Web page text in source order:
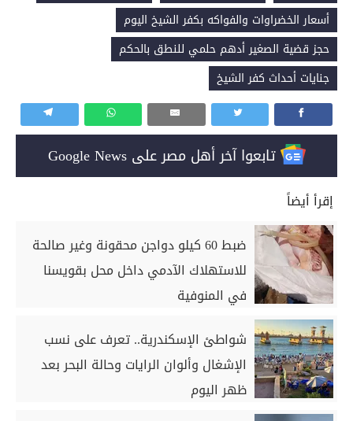
أسعار الخضراوات والفواكه بكفر الشيخ اليوم
حجز قضية الصغير أدهم حلمي للنطق بالحكم
جنايات أحداث كفر الشيخ
تابعوا آخر أهل مصر على Google News
إقرأ أيضاً
ضبط 60 كيلو دواجن محقونة وغير صالحة
للاستهلاك الآدمي داخل محل بقويسنا
في المنوفية
شواطئ الإسكندرية.. تعرف على نسب
الإشغال وألوان الرايات وحالة البحر بعد
ظهر اليوم